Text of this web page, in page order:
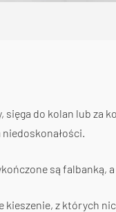
sięga do kolan lub za
są falbanką,
kieszenie, z których